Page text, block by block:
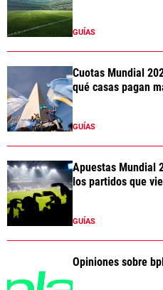
GUÍAS
Cuotas Mundial
qué casas pagan
GUÍAS
Apuestas Mundial
los partidos que
GUÍAS
Opiniones sobre